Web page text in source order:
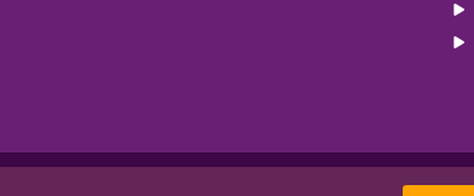
Desenvolvido por